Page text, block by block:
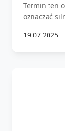
Termin ten
oznaczać
19.07.2025